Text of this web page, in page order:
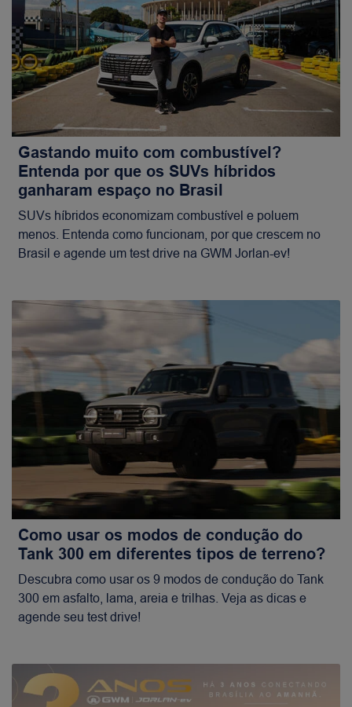
Gastando muito com combustível?
Entenda por que os SUVs híbridos
ganharam espaço no Brasil
SUVs híbridos economizam combustível e poluem
menos. Entenda como funcionam, por que crescem no
Brasil e agende um test drive na GWM Jorlan-ev!
Como usar os modos de condução do
Tank 300 em diferentes tipos de terreno?
Descubra como usar os 9 modos de condução do Tank
300 em asfalto, lama, areia e trilhas. Veja as dicas e
agende seu test drive!